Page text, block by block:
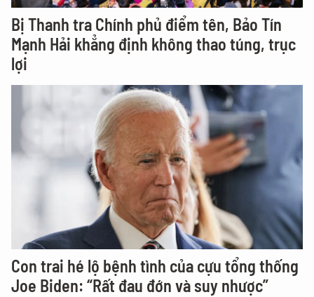
Bị Thanh tra Chính phủ điểm tên, Bảo Tín
Mạnh Hải khẳng định không thao túng, trục
lợi
Con trai hé lộ bệnh tình của cựu tổng thống
Joe Biden: “Rất đau đớn và suy nhược”